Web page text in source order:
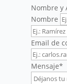
Nombre y
Nombre
Email de
Mensaje*